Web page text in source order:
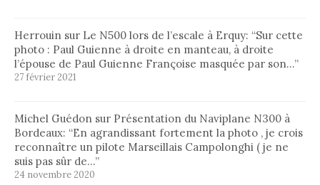
Herrouin sur Le N500 lors de l’escale à Erquy: “Sur cette
photo : Paul Guienne à droite en manteau, à droite
l’épouse de Paul Guienne Françoise masquée par son…”
27 février 2021
Michel Guédon sur Présentation du Naviplane N300 à
Bordeaux: “En agrandissant fortement la photo , je crois
reconnaître un pilote Marseillais Campolonghi ( je ne
suis pas sûr de…”
24 novembre 2020